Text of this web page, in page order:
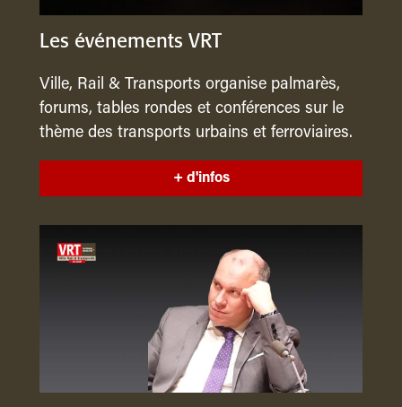
Les événements VRT
Ville, Rail & Transports organise palmarès,
forums, tables rondes et conférences sur le
thème des transports urbains et ferroviaires.
+ d'infos